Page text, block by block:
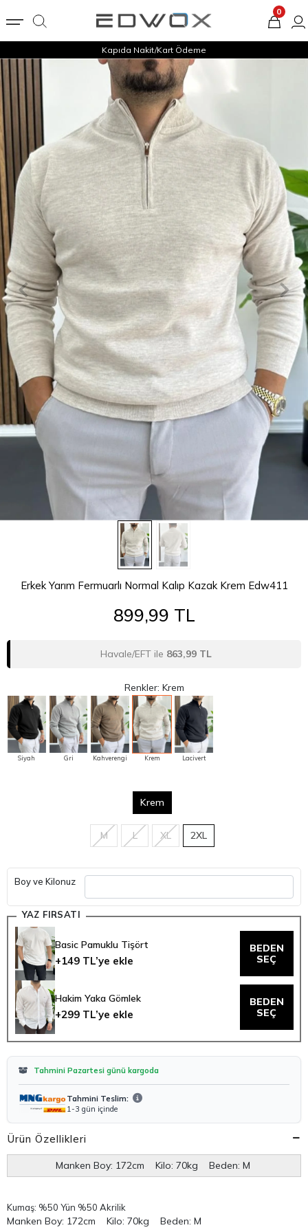
Kapıda Nakit/Kart Ödeme
0
Erkek Yarım Fermuarlı Normal Kalıp Kazak Krem Edw411
899,99 TL
Havale/EFT ile 863,99 TL
Renkler: Krem
Siyah Gri Kahverengi Krem Lacivert
Krem
M L XL 2XL
Boy ve Kilonuz
YAZ FIRSATI
Basic Pamuklu Tişört
+149 TL’ye ekle
BEDEN
SEÇ
Hakim Yaka Gömlek
+299 TL’ye ekle
BEDEN
SEÇ
Tahmini Pazartesi günü kargoda
Tahmini Teslim:
1-3 gün içinde
Ürün Özellikleri
Manken Boy: 172cm Kilo: 70kg Beden: M
Kumaş: %50 Yün %50 Akrilik
Manken Boy: 172cm Kilo: 70kg Beden: M